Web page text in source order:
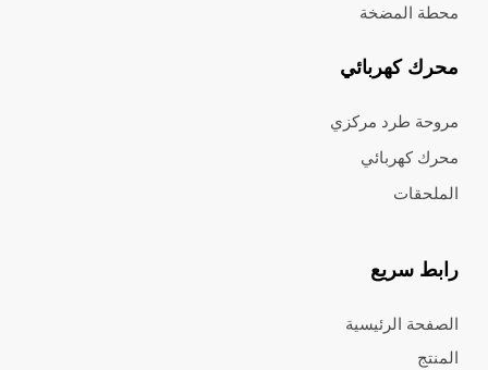
محطة المضخة
محرك كهربائي
مروحة طرد مركزي
محرك كهربائي
الملحقات
رابط سريع
الصفحة الرئيسية
المنتج